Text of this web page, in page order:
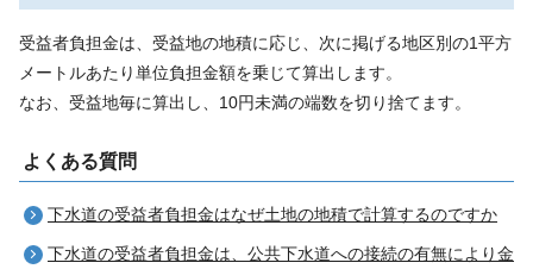
受益者負担金は、受益地の地積に応じ、次に掲げる地区別の1平方
メートルあたり単位負担金額を乗じて算出します。
なお、受益地毎に算出し、10円未満の端数を切り捨てます。
よくある質問
下水道の受益者負担金はなぜ土地の地積で計算するのですか
下水道の受益者負担金は、公共下水道への接続の有無により金